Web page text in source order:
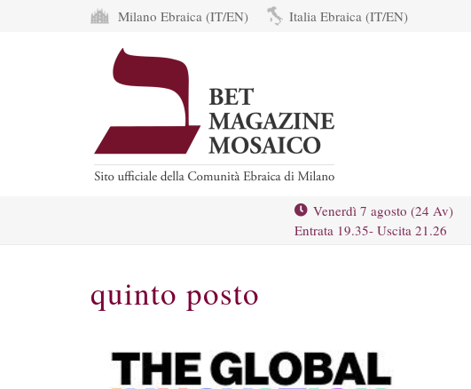
Milano Ebraica (IT/EN) Italia Ebraica (IT/EN)
Venerdì 7 agosto (24 Av)
Entrata 19.35- Uscita 21.26
quinto posto